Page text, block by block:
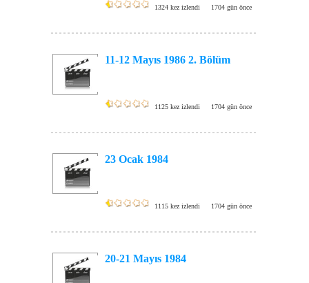
1324 kez izlendi 1704 gün önce
11-12 Mayıs 1986 2. Bölüm
1125 kez izlendi 1704 gün önce
23 Ocak 1984
1115 kez izlendi 1704 gün önce
20-21 Mayıs 1984